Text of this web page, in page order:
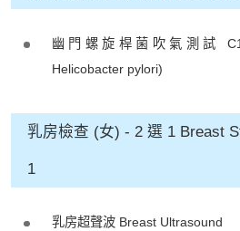
幽門螺旋桿菌吹氣測試
Helicobacter pylori)
乳房檢查 (女) - 2 選 1 Breast
1
乳房超聲波 Breast Ultrasound